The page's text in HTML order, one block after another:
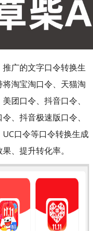
广的文字口令转换生
淘宝淘口令、天猫淘
团口令、抖音口令、
、抖音极速版口令、
口令等口令转换生成
、提升转化率。